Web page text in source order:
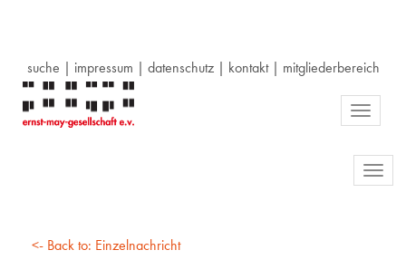
suche | impressum | datenschutz| kontakt| mitgliederbereich
Toggle
<- Back to: Einzelnachricht